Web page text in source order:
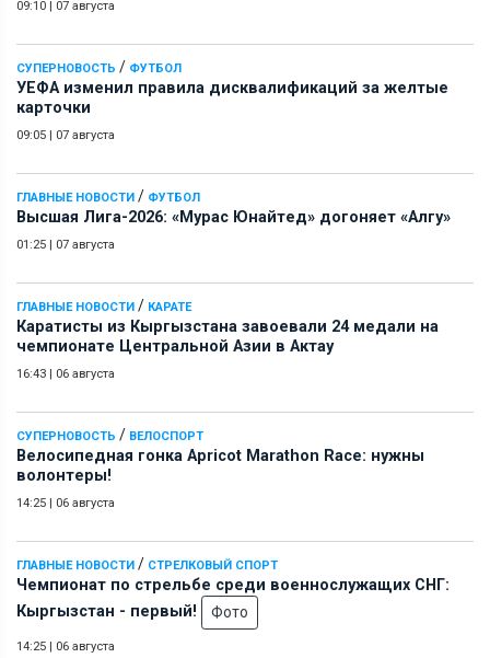
09:10 | 07 августа
СУПЕРНОВОСТЬ / ФУТБОЛ
УЕФА изменил правила дисквалификаций за желтые
карточки
09:05 | 07 августа
ГЛАВНЫЕ НОВОСТИ / ФУТБОЛ
Высшая Лига-2026: «Мурас Юнайтед» догоняет «Алгу»
01:25 | 07 августа
ГЛАВНЫЕ НОВОСТИ / КАРАТЕ
Каратисты из Кыргызстана завоевали 24 медали на
чемпионате Центральной Азии в Актау
16:43 | 06 августа
СУПЕРНОВОСТЬ / ВЕЛОСПОРТ
Велосипедная гонка Apricot Marathon Race: нужны
волонтеры!
14:25 | 06 августа
ГЛАВНЫЕ НОВОСТИ / СТРЕЛКОВЫЙ СПОРТ
Чемпионат по стрельбе среди военнослужащих СНГ:
Кыргызстан - первый!
Фото
14:25 | 06 августа